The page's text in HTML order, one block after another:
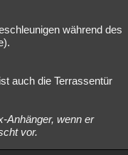
während des
auch die Terrassentür
Anhänger, wenn er
vor.